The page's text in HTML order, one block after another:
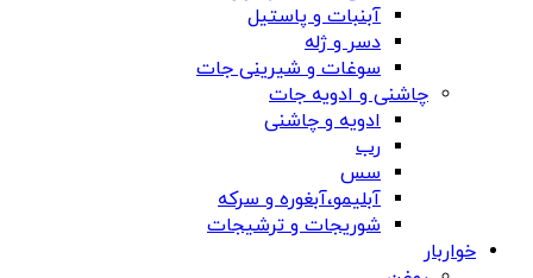
آبنبات و پاستیل
دسر و ژله
سوغات و شیرینی جات
چاشنی و ادویه جات
ادویه و چاشنی
رب
سس
آبلیمو،آبغوره و سرکه
شوریجات و ترشیجات
خواربار